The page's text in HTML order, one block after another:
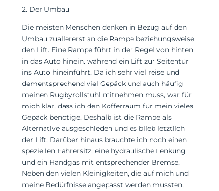
2. Der Umbau
Die meisten Menschen denken in Bezug auf den
Umbau zuallererst an die Rampe beziehungsweise
den Lift. Eine Rampe führt in der Regel von hinten
in das Auto hinein, während ein Lift zur Seitentür
ins Auto hineinführt. Da ich sehr viel reise und
dementsprechend viel Gepäck und auch häufig
meinen Rugbyrollstuhl mitnehmen muss, war für
mich klar, dass ich den Kofferraum für mein vieles
Gepäck benötige. Deshalb ist die Rampe als
Alternative ausgeschieden und es blieb letztlich
der Lift. Darüber hinaus brauchte ich noch einen
speziellen Fahrersitz, eine hydraulische Lenkung
und ein Handgas mit entsprechender Bremse.
Neben den vielen Kleinigkeiten, die auf mich und
meine Bedürfnisse angepasst werden mussten,